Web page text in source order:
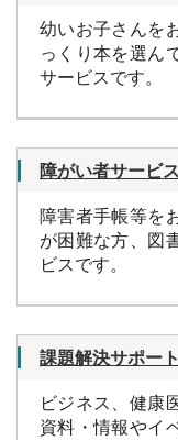
幼いお子さんを
っくり本を選ん
サービスです。
障がい者サービス
障害者手帳等を
が困難な方、図
ビスです。
課題解決サポート
ビジネス、健康
資料・情報やイ